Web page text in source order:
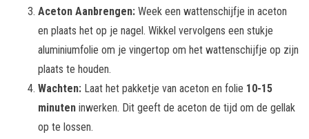
Aceton Aanbrengen: Week een wattenschijfje in aceton
en plaats het op je nagel. Wikkel vervolgens een stukje
aluminiumfolie om je vingertop om het wattenschijfje op zijn
plaats te houden.
Wachten: Laat het pakketje van aceton en folie 10-15
minuten inwerken. Dit geeft de aceton de tijd om de gellak
op te lossen.